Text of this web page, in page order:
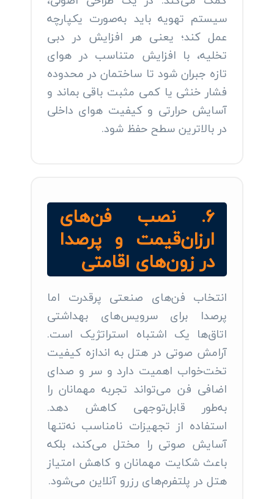
سیستم تهویه باید به‌صورت یکپارچه
عمل کند؛ یعنی هر افزایش در دبی
تخلیه، با افزایش متناسب در هوای
تازه جبران شود تا ساختمان در محدوده
فشار خنثی یا کمی مثبت باقی بماند و
آسایش حرارتی و کیفیت هوای داخلی
در بالاترین سطح حفظ شود.
۶. نصب فن‌های
ارزان‌قیمت و پرصدا
در زون‌های اقامتی
انتخاب فن‌های صنعتی پرقدرت اما
پرصدا برای سرویس‌های بهداشتی
اتاق‌ها یک اشتباه استراتژیک است.
آرامش صوتی در هتل به اندازه کیفیت
تخت‌خواب اهمیت دارد و سر و صدای
اضافی فن می‌تواند تجربه مهمانان را
به‌طور قابل‌توجهی کاهش دهد.
استفاده از تجهیزات نامناسب نه‌تنها
آسایش صوتی را مختل می‌کند، بلکه
باعث شکایت مهمانان و کاهش امتیاز
هتل در پلتفرم‌های رزرو آنلاین می‌شود.